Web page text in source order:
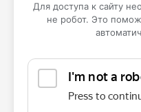
Для доступа к сайту
не робот. Это